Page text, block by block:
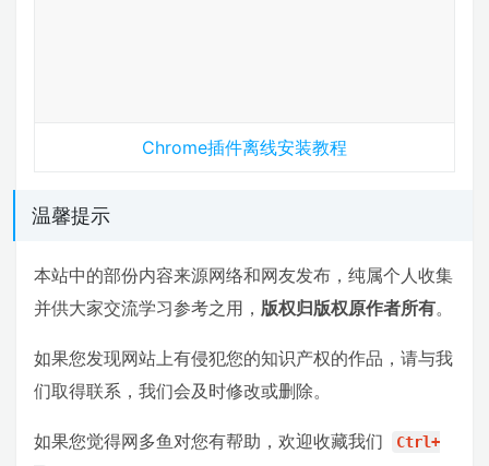
Chrome插件离线安装教程
温馨提示
本站中的部份内容来源网络和网友发布，纯属个人收集
并供大家交流学习参考之用， 版权归版权原作者所有。
如果您发现网站上有侵犯您的知识产权的作品，请与我
们取得联系，我们会及时修改或删除。
如果您觉得网多鱼对您有帮助，欢迎收藏我们 Ctrl+